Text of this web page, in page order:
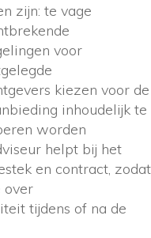
zijn: te vage
voor
kiezen voor de
inhoudelijk te
worden
helpt bij het
en contract, zodat
over
tijdens of na de